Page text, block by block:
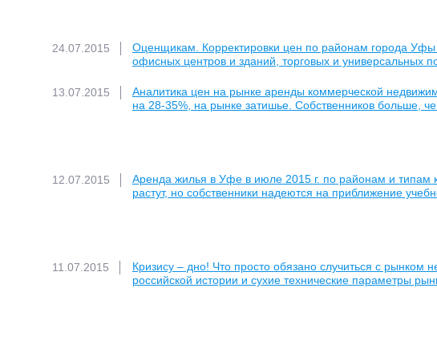
24.07.2015
Оценщикам. Корректировки цен по районам города
офисных центров и зданий, торговых и универсальных
13.07.2015
Аналитика цен на рынке аренды коммерческой
на 28-35%, на рынке затишье. Собственников больше,
12.07.2015
Аренда жилья в Уфе в июле 2015 г. по районам и типам
растут, но собственники надеются на приближение
11.07.2015
Кризису – дно! Что просто обязано случиться с
российской истории и сухие технические параметры